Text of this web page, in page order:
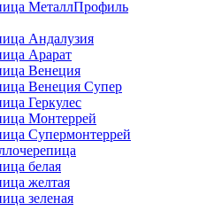
МеталлПрофиль
Андалузия
Арарат
Венеция
Венеция Супер
Геркулес
Монтеррей
Супермонтеррей
белая
желтая
зеленая